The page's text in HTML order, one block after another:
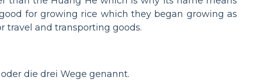
for growing rice which they began growing as
travel and transporting goods.
die drei Wege genannt.